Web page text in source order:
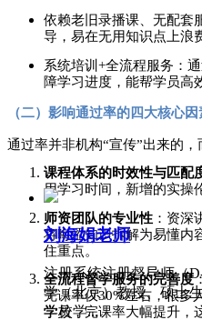
依赖老旧录播课、无配套
导，易在无用知识点上浪
系统培训 +全流程服务：
障学习进度，能帮学员高
（二）影响通过率的四大核心因
通过率并非机构“宣传”出来的，
课程体系的时效性与匹配
用学习时间，新增的实操
师资团队的专业性 ：资深
将晦涩知识拆解为易懂内
住重点。
全流程督学服务的完善度
完课率仅30%左右，很多
学员，完课率大幅提升，
刘海娟老师
注册系统注册督导师（
学（北京）教授、硕士
学校学...